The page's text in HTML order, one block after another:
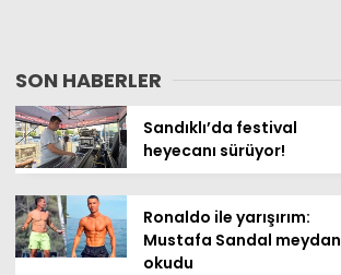
SON HABERLER
Sandıklı’da festival
heyecanı sürüyor!
Ronaldo ile yarışırım:
Mustafa Sandal meydan
okudu